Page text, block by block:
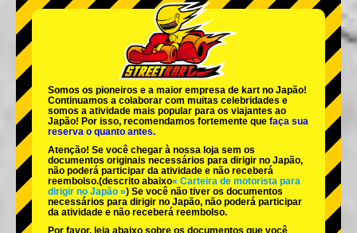
Trocar Loja
Tokyo Shinagawa Tokyo Akihabara#1
Tokyo Akihabara#2
Tokyo Shibuya Annex Tokyo Bay
Tokyo Asakusa Osaka
Okinawa
Somos os pioneiros e a maior empresa de kart no Japão!
Continuamos a colaborar com muitas celebridades e
somos a atividade mais popular para os viajantes ao
Japão! Por isso, recomendamos fortemente que faça sua
reserva o quanto antes.
Atenção! Se você chegar à nossa loja sem os
documentos originais necessários para dirigir no Japão,
não poderá participar da atividade e não receberá
reembolso.(descrito abaixo« Carteira de motorista para
dirigir no Japão ») Se você não tiver os documentos
necessários para dirigir no Japão, não poderá participar
da atividade e não receberá reembolso.
Por favor, leia abaixo sobre os documentos que você